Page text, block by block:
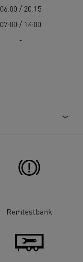
06:00 / 20:15
07:00 / 14:00
-
Remtestbank